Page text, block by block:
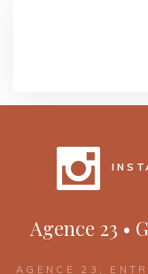
Agence 23 •
AGENCE 23,